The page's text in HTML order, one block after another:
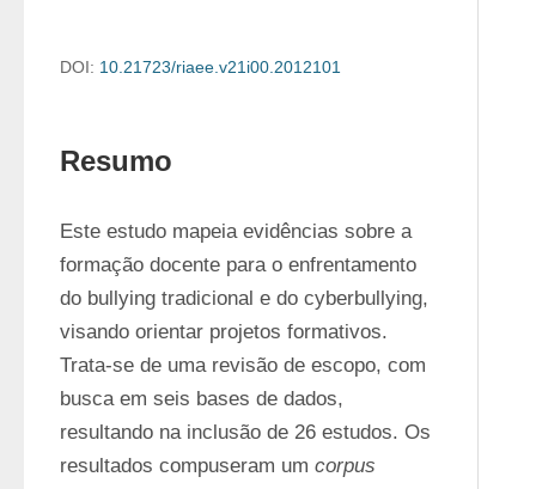
DOI: 10.21723/riaee.v21i00.2012101
Resumo
Este estudo mapeia evidências sobre a
formação docente para o enfrentamento
do bullying tradicional e do cyberbullying,
visando orientar projetos formativos.
Trata-se de uma revisão de escopo, com
busca em seis bases de dados,
resultando na inclusão de 26 estudos. Os
resultados compuseram um corpus